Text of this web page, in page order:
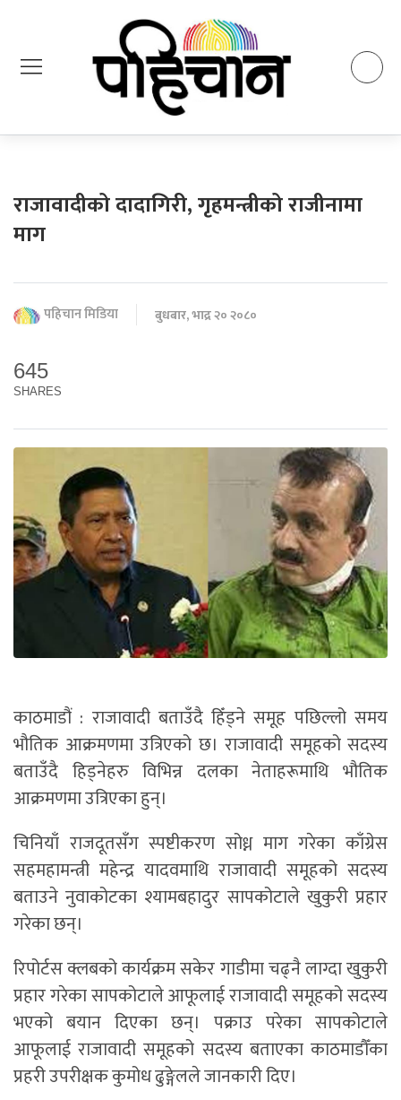
राजावादीको दादागिरी, गृहमन्त्रीको राजीनामा
माग
पहिचान मिडिया बुधबार, भाद्र २० २०८०
645
SHARES
काठमाडौं : राजावादी बताउँदै हिँड्ने समूह पछिल्लो समय
भौतिक आक्रमणमा उत्रिएको छ। राजावादी समूहको सदस्य
बताउँदै हिड्नेहरु विभिन्न दलका नेताहरूमाथि भौतिक
आक्रमणमा उत्रिएका हुन्।
चिनियाँ राजदूतसँग स्पष्टीकरण सोध्न माग गरेका काँग्रेस
सहमहामन्त्री महेन्द्र यादवमाथि राजावादी समूहको सदस्य
बताउने नुवाकोटका श्यामबहादुर सापकोटाले खुकुरी प्रहार
गरेका छन्।
रिपोर्टस क्लबको कार्यक्रम सकेर गाडीमा चढ्नै लाग्दा खुकुरी
प्रहार गरेका सापकोटाले आफूलाई राजावादी समूहको सदस्य
भएको बयान दिएका छन्। पक्राउ परेका सापकोटाले
आफूलाई राजावादी समूहको सदस्य बताएका काठमाडौँका
प्रहरी उपरीक्षक कुमोध ढुङ्गेलले जानकारी दिए।